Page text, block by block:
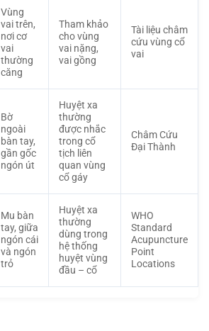
Vùng
vai trên,
nơi cơ
vai
thường
căng
Tham khảo
cho vùng
vai nặng,
vai gồng
Tài liệu châm
cứu vùng cổ
vai
Bờ
ngoài
bàn tay,
gần gốc
ngón út
Huyệt xa
thường
được nhắc
trong cổ
tịch liên
quan vùng
cổ gáy
Châm Cứu
Đại Thành
Mu bàn
tay, giữa
ngón cái
và ngón
trỏ
Huyệt xa
thường
dùng trong
hệ thống
huyệt vùng
đầu – cổ
WHO
Standard
Acupuncture
Point
Locations